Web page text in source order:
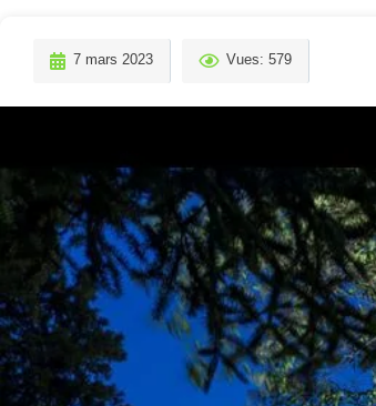
7 mars 2023 Vues: 579